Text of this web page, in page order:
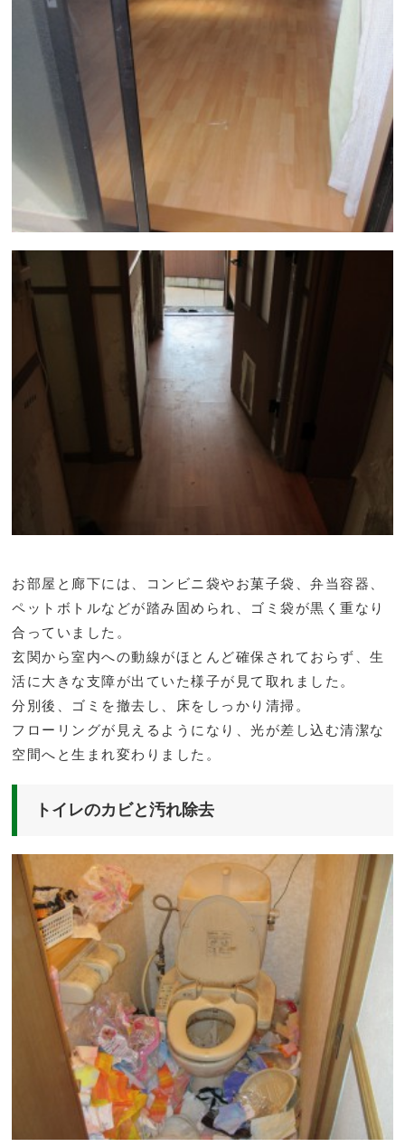
お部屋と廊下には、コンビニ袋やお菓子袋、弁当容器、
ペットボトルなどが踏み固められ、ゴミ袋が黒く重なり
合っていました。
玄関から室内への動線がほとんど確保されておらず、生
活に大きな支障が出ていた様子が見て取れました。
分別後、ゴミを撤去し、床をしっかり清掃。
フローリングが見えるようになり、光が差し込む清潔な
空間へと生まれ変わりました。
トイレのカビと汚れ除去